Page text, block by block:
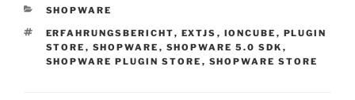
KATEGORIEN
SHOPWARE
SCHLAGWÖRTER
ERFAHRUNGSBERICHT, EXTJS , IONCUBE , PLUGIN
STORE , SHOPWARE , SHOPWARE 5.0 SDK ,
SHOPWARE PLUGIN STORE , SHOPWARE STORE